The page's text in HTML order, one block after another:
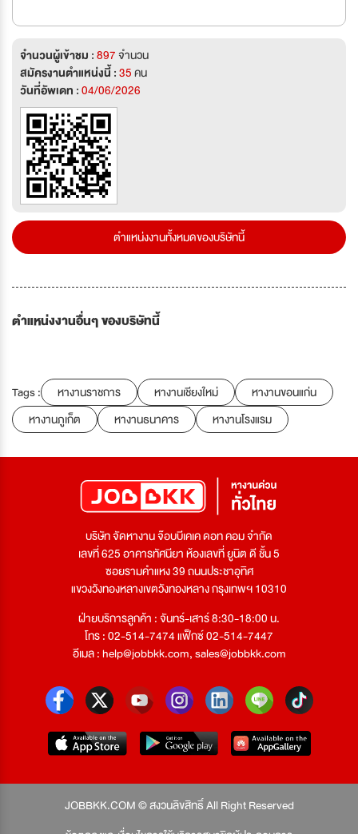
จำนวนผู้เข้าชม :897จำนวน
สมัครงานตำแหน่งนี้ :35คน
วันที่อัพเดท :04/06/2026
ตำแหน่งงานทั้งหมดของบริษัทนี้
ตำแหน่งงานอื่นๆ ของบริษัทนี้
Tags : หางานราชการ หางานเชียงใหม่
หางานขอนแก่น
หางานภูเก็ต
หางานธนาคาร หางานโรงแรม
บริษัท จัดหางาน จ๊อบบีเคเค ดอท คอม จำกัด
เลขที่ 625 อาคารทัศนียา ห้องเลขที่ ยูนิต ดี ชั้น 5
ซอยรามคำแหง 39 ถนนประชาอุทิศ
แขวงวังทองหลางเขตวังทองหลาง กรุงเทพฯ 10310
ฝ่ายบริการลูกค้า : จันทร์-เสาร์ 8:30-18:00 น.
โทร : 02-514-7474 แฟ็กซ์ 02-514-7447
อีเมล :help@jobbkk.com,sales@jobbkk.com
JOBBKK.COM © สงวนลิขสิทธิ์ All Right Reserved